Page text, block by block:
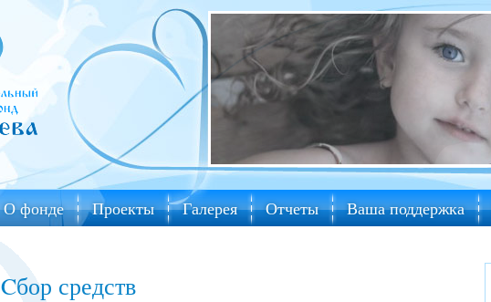
О фонде Проекты Галерея Отчеты Ваша поддержка
Cбор средств